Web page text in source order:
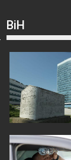
BiH